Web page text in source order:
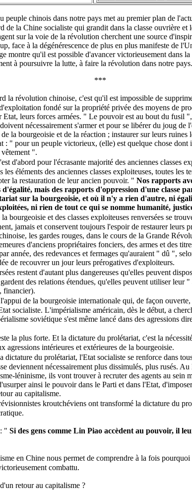
peuple chinois dans notre pays met au premier plan de
de la Chine socialiste qui grandit dans la classe ouvrière et
sur la voie de la révolution cherchent une source
face à la dégénérescence de plus en plus manifeste de
montre qu'il est possible d'avancer victorieusement dans
à poursuivre la lutte, à faire la révolution dans notre pays.
***
la révolution chinoise, c'est qu'il est impossible de
fondé sur la propriété privée des moyens de
leurs forces armées. " Le pouvoir est au bout du fusil
nécessairement s'armer et pour se libérer du joug
la bourgeoisie et de la réaction ; instaurer sur leurs ruines
: " pour un peuple victorieux, (elle) est quelque chose dont
".
d'abord pour l'écrasante majorité des anciennes classes
éléments des anciennes classes exploiteuses, toutes les
la restauration de leur ancien pouvoir. " Nos rapports
mais des rapports d'oppression d'une classe
sur la bourgeoisie, et où il n'y a rien d'autre, ni
ni rien de tout ce qui se nomme humanité,
bourgeoisie et des classes exploiteuses renversées se
jamais et conservent toujours l'espoir de restaurer leurs
les gardes rouges, dans le cours de la Grande
d'anciens propriétaires fonciers, des armes et des
année, des redevances et fermages qu'auraient " dû ",
de recouvrer un jour leurs prérogatives d'exploiteurs.
restent d'autant plus dangereuses qu'elles peuvent
des relations étendues, qu'elles peuvent utiliser leur
financier).
de la bourgeoisie internationale qui, de façon
socialiste. L'impérialisme américain, dès le début, a
soviétique s'est même lancé dans des agressions
la plus forte. Et la dictature du prolétariat, c'est la
agressions intérieures et extérieures de la bourgeoisie.
dictature du prolétariat, l'Etat socialiste se renforce dans
deviennent nécessairement plus dissimulés, plus rusés.
léninisme, ils vont trouver à recruter des agents au sein
ainsi le pouvoir dans le Parti et dans l'Etat,
au capitalisme.
kroutchéviens ont transformé la dictature du
" Si des gens comme Lin Piao accèdent au pouvoir, il
en Chine nous permet de comprendre à la fois
combattu.
retour au capitalisme ?